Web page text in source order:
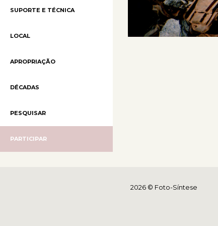
SUPORTE E TÉCNICA
LOCAL
APROPRIAÇÃO
DÉCADAS
PESQUISAR
PARTICIPAR
2026 © Foto-Síntese